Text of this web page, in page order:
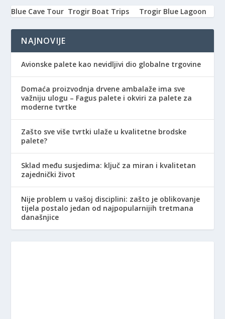
Blue Cave Tour Trogir Boat Trips Trogir Blue Lagoon
NAJNOVIJE
Avionske palete kao nevidljivi dio globalne trgovine
Domaća proizvodnja drvene ambalaže ima sve
važniju ulogu – Fagus palete i okviri za palete za
moderne tvrtke
Zašto sve više tvrtki ulaže u kvalitetne brodske
palete?
Sklad među susjedima: ključ za miran i kvalitetan
zajednički život
Nije problem u vašoj disciplini: zašto je oblikovanje
tijela postalo jedan od najpopularnijih tretmana
današnjice